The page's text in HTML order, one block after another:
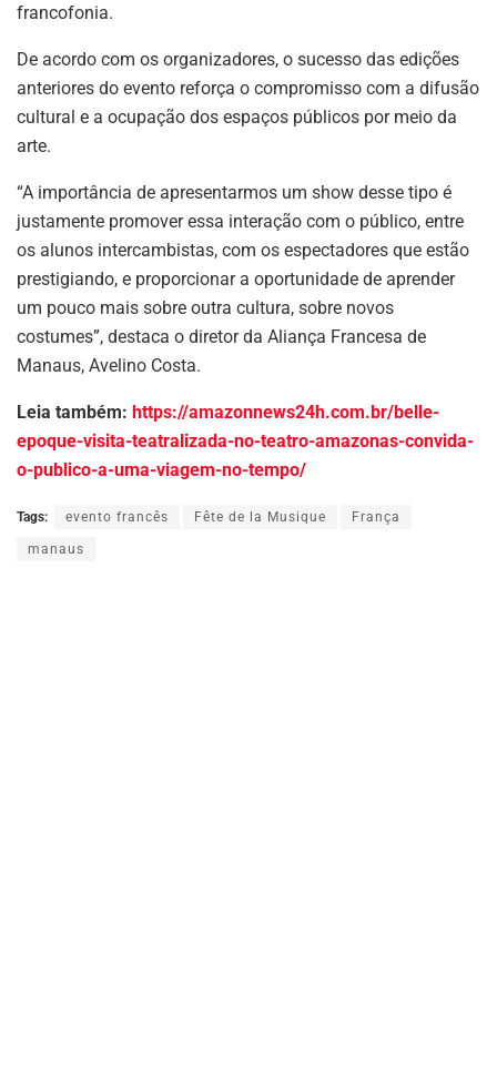
francofonia.
De acordo com os organizadores, o sucesso das edições
anteriores do evento reforça o compromisso com a difusão
cultural e a ocupação dos espaços públicos por meio da
arte.
“A importância de apresentarmos um show desse tipo é
justamente promover essa interação com o público, entre
os alunos intercambistas, com os espectadores que estão
prestigiando, e proporcionar a oportunidade de aprender
um pouco mais sobre outra cultura, sobre novos
costumes”, destaca o diretor da Aliança Francesa de
Manaus, Avelino Costa.
Leia também: https://amazonnews24h.com.br/belle-
epoque-visita-teatralizada-no-teatro-amazonas-convida-
o-publico-a-uma-viagem-no-tempo/
Tags: evento francês Fête de la Musique França
manaus